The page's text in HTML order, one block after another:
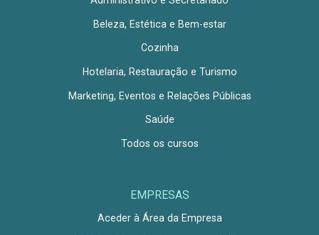
Beleza, Estética e Bem-estar
Cozinha
Hotelaria, Restauração e Turismo
Marketing, Eventos e Relações Públicas
Saúde
Todos os cursos
EMPRESAS
Aceder à Área da Empresa